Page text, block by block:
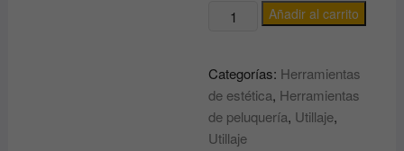
MALETIN
NECESER
BENZI
para
HERRAMIENTAS
y
Añadir al carrito
Categorías: Herramientas
de estética, Herramientas
de peluquería, Utillaje,
Utillaje